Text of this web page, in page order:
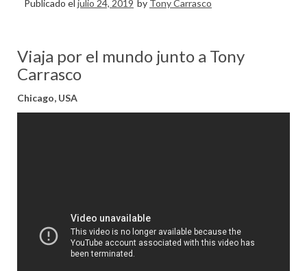
Publicado el julio 24, 2019 by Tony Carrasco
Viaja por el mundo junto a Tony
Carrasco
Chicago, USA